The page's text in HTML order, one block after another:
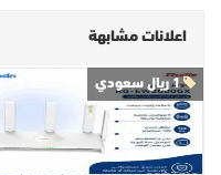
اعلانات مشابهة
1 ريال سعودي